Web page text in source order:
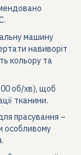
машину
навиворіт
кольору та
об/хв), щоб
тканини.
прасування –
особливому